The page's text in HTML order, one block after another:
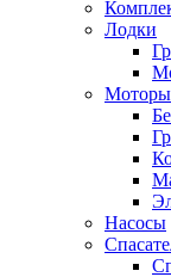
Лодки
Моторы
Насосы